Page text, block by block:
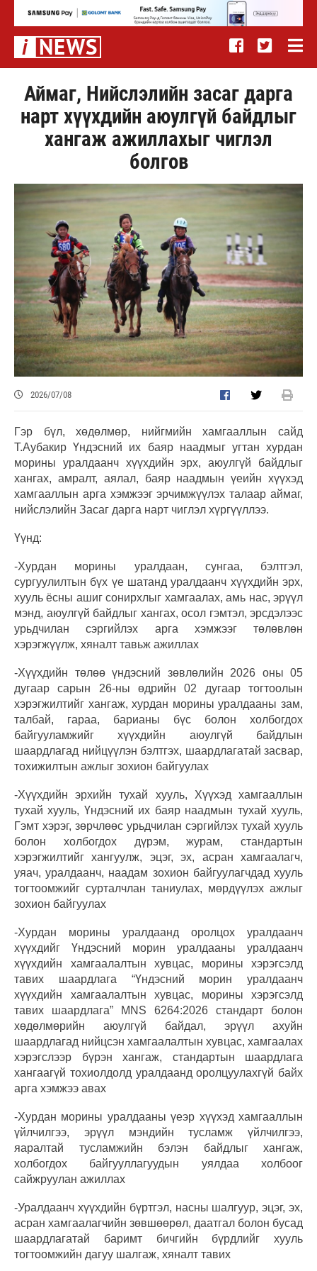
Аймаг, Нийслэлийн засаг дарга
нарт хүүхдийн аюулгүй байдлыг
хангаж ажиллахыг чиглэл
болгов
2026/07/08
Гэр бүл, хөдөлмөр, нийгмийн хамгааллын сайд
Т.Аубакир Үндэсний их баяр наадмыг угтан хурдан
морины уралдаанч хүүхдийн эрх, аюулгүй байдлыг
хангах, амралт, аялал, баяр наадмын үеийн хүүхэд
хамгааллын арга хэмжээг эрчимжүүлэх талаар аймаг,
нийслэлийн Засаг дарга нарт чиглэл хүргүүллээ.
Үүнд:
-Хурдан морины уралдаан, сунгаа, бэлтгэл,
сургуулилтын бүх үе шатанд уралдаанч хүүхдийн эрх,
хууль ёсны ашиг сонирхлыг хамгаалах, амь нас, эрүүл
мэнд, аюулгүй байдлыг хангах, осол гэмтэл, эрсдэлээс
урьдчилан сэргийлэх арга хэмжээг төлөвлөн
хэрэгжүүлж, хяналт тавьж ажиллах
-Хүүхдийн төлөө үндэсний зөвлөлийн 2026 оны 05
дугаар сарын 26-ны өдрийн 02 дугаар тогтоолын
хэрэгжилтийг хангаж, хурдан морины уралдааны зам,
талбай, гараа, барианы бүс болон холбогдох
байгууламжийг хүүхдийн аюулгүй байдлын
шаардлагад нийцүүлэн бэлтгэх, шаардлагатай засвар,
тохижилтын ажлыг зохион байгуулах
-Хүүхдийн эрхийн тухай хууль, Хүүхэд хамгааллын
тухай хууль, Үндэсний их баяр наадмын тухай хууль,
Гэмт хэрэг, зөрчлөөс урьдчилан сэргийлэх тухай хууль
болон холбогдох дүрэм, журам, стандартын
хэрэгжилтийг хангуулж, эцэг, эх, асран хамгаалагч,
уяач, уралдаанч, наадам зохион байгуулагчдад хууль
тогтоомжийг сурталчлан таниулах, мөрдүүлэх ажлыг
зохион байгуулах
-Хурдан морины уралдаанд оролцох уралдаанч
хүүхдийг Үндэсний морин уралдааны уралдаанч
хүүхдийн хамгаалалтын хувцас, морины хэрэгсэлд
тавих шаардлага “Үндэсний морин уралдаанч
хүүхдийн хамгаалалтын хувцас, морины хэрэгсэлд
тавих шаардлага” MNS 6264:2026 стандарт болон
хөдөлмөрийн аюулгүй байдал, эрүүл ахуйн
шаардлагад нийцсэн хамгаалалтын хувцас, хамгаалах
хэрэгслээр бүрэн хангаж, стандартын шаардлага
хангаагүй тохиолдолд уралдаанд оролцуулахгүй байх
арга хэмжээ авах
-Хурдан морины уралдааны үеэр хүүхэд хамгааллын
үйлчилгээ, эрүүл мэндийн тусламж үйлчилгээ,
яаралтай тусламжийн бэлэн байдлыг хангаж,
холбогдох байгууллагуудын уялдаа холбоог
сайжруулан ажиллах
-Уралдаанч хүүхдийн бүртгэл, насны шалгуур, эцэг, эх,
асран хамгаалагчийн зөвшөөрөл, даатгал болон бусад
шаардлагатай баримт бичгийн бүрдлийг хууль
тогтоомжийн дагуу шалгаж, хяналт тавих